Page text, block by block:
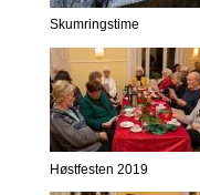
Skumringstime
Høstfesten 2019